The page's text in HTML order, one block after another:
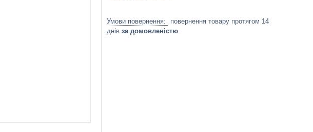
повернення товару протягом 14
днів за домовленістю